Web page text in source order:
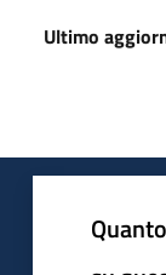
Ultimo